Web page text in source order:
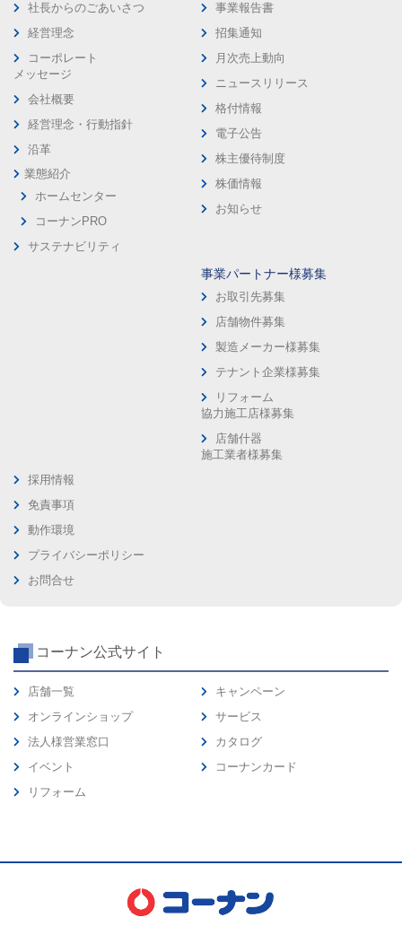
社長からのごあいさつ
経営理念
コーポレート
メッセージ
会社概要
経営理念・行動指針
沿革
業態紹介
ホームセンター
コーナンPRO
サステナビリティ
事業報告書
招集通知
月次売上動向
ニュースリリース
格付情報
電子公告
株主優待制度
株価情報
お知らせ
事業パートナー様募集
お取引先募集
店舗物件募集
製造メーカー様募集
テナント企業様募集
リフォーム
協力施工店様募集
店舗什器
施工業者様募集
採用情報
免責事項
動作環境
プライバシーポリシー
お問合せ
コーナン公式サイト
店舗一覧
オンラインショップ
法人様営業窓口
イベント
リフォーム
キャンペーン
サービス
カタログ
コーナンカード